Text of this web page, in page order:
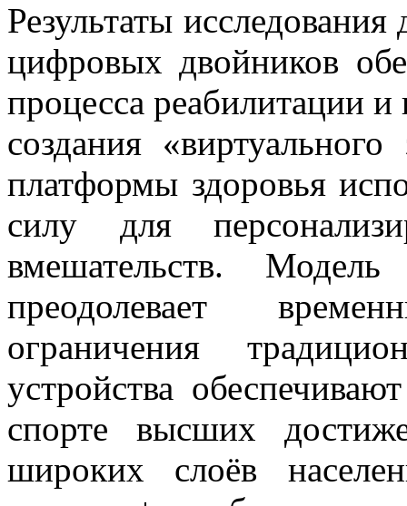
Результаты
цифровых двойников
процесса реабилитации
создания
платформы здоровья
силу для
вмешательств.
преодолевает
ограничения
устройства
спорте высших
широких слоёв